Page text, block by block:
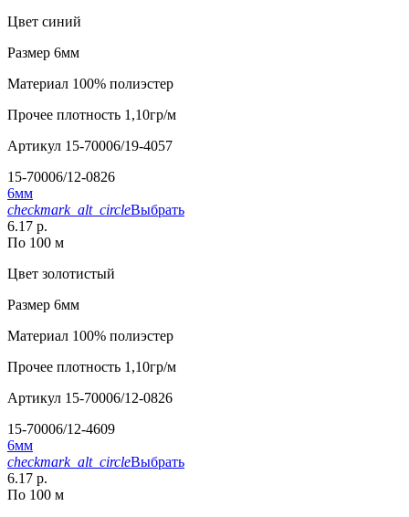
Цвет синий
Размер 6мм
Материал 100% полиэстер
Прочее плотность 1,10гр/м
Артикул 15-70006/19-4057
15-70006/12-0826
6мм
checkmark_alt_circleВыбрать
6.17 р.
По 100 м
Цвет золотистый
Размер 6мм
Материал 100% полиэстер
Прочее плотность 1,10гр/м
Артикул 15-70006/12-0826
15-70006/12-4609
6мм
checkmark_alt_circleВыбрать
6.17 р.
По 100 м